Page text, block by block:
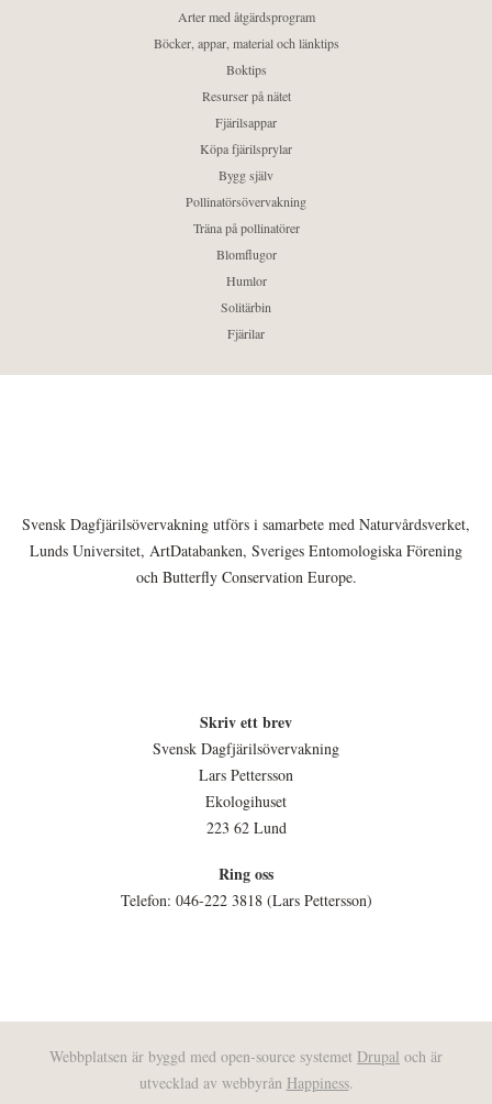
Arter med åtgärdsprogram
Böcker, appar, material och länktips
Boktips
Resurser på nätet
Fjärilsappar
Köpa fjärilsprylar
Bygg själv
Pollinatörsövervakning
Träna på pollinatörer
Blomflugor
Humlor
Solitärbin
Fjärilar
Svensk Dagfjärilsövervakning utförs i samarbete med Naturvårdsverket,
Lunds Universitet, ArtDatabanken, Sveriges Entomologiska Förening
och Butterfly Conservation Europe.
Skriv ett brev
Svensk Dagfjärilsövervakning
Lars Pettersson
Ekologihuset
223 62 Lund
Ring oss
Telefon: 046-222 3818 (Lars Pettersson)
Webbplatsen är byggd med open-source systemet Drupal och är
utvecklad av webbyrån Happiness.